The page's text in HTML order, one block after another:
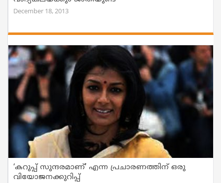
December 18, 2013
‘കറുപ്പ് സുന്ദരമാണ്’ എന്ന പ്രചാരണത്തിന് ഒരു
വിയോജനക്കുറിപ്പ്